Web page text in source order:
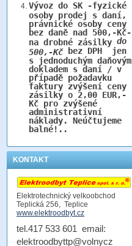
Vývoz do SK -fyzické
osoby prodej s daní,
právnické osoby ceny
bez daně nad 500,-Kč-
na drobné zásilky do
500,-Kčbez DPH jen
s jednoduchým daňovým
dokladem s daní / v
případě požadavku
faktury zvýšení ceny
zásilky o 2,00 EUR,-
Kč pro zvýšené
administrativní
náklady. Neúčtujeme
balné!..
KONTAKT
Elektrotechnický velkoobchod
Teplická 256, Teplice
www.elektroodbyt.cz
tel.417 533 601 email:
elektroodbyttp@volnycz